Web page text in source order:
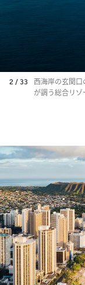
2 / 33
西海岸の玄関口
が調う総合リ